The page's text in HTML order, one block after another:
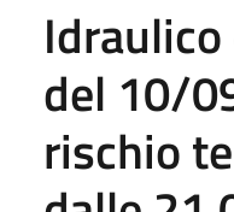
del 10/
rischio